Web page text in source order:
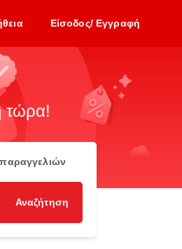
Είσοδος/ Εγγραφή
τώρα!
Αναζήτηση